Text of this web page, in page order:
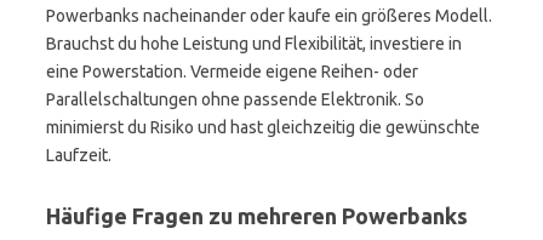
Powerbanks nacheinander oder kaufe ein größeres Modell.
Brauchst du hohe Leistung und Flexibilität, investiere in
eine Powerstation. Vermeide eigene Reihen- oder
Parallelschaltungen ohne passende Elektronik. So
minimierst du Risiko und hast gleichzeitig die gewünschte
Laufzeit.
Häufige Fragen zu mehreren Powerbanks